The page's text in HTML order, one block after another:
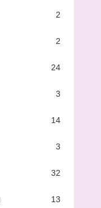
2
2
24
3
14
3
32
13